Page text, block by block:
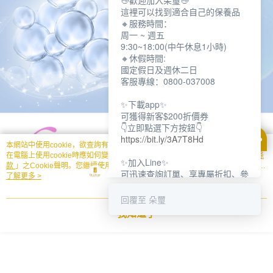
本網站中使用cookie，欲查詢有關本網站使用cookie方式之詳情，及若您不希望
在電腦上使用cookie時應如何變更電腦的cookie設定，請參閱本網站「
隱私權條
款 」之Cookie聲明。您繼續使用本網站即表示您同意本公司得按本網站使用條款
之Cookie聲明使用cookie。
了解更多 >
我知道了
這裡可以找到適合自己的保養品
🔸服務時間：
周一 ~ 週五
9:30~18:00(中午休息1小時)
🔸休假時間:
國定假日及週休二日
客服專線：0800-037008
✨下載app✨
可獲得新客$200折價券
👇立即點選下方按鈕👇
https://bit.ly/3A7T8Hd
✨加入Line✨
可迅速查詢訂單、享專屬折扣、參
👇立即點選下方按鈕👇
回覆至 朵璽